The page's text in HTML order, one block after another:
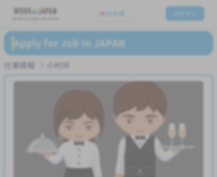
日本語
Apply for Job In JAPAN
仕事情報 小村井